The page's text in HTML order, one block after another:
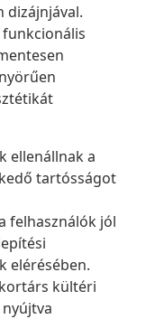
dizájnjával.
ellenállnak a
tartósságot
felhasználók jól
elérésében.
kültéri